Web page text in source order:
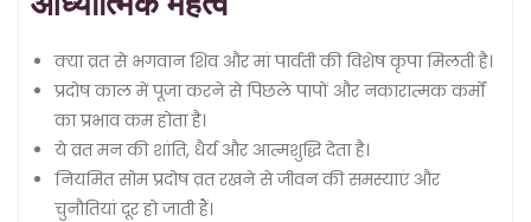
क्या व्रत से भगवान शिव और मां पार्वती की विशेष कृपा मिलती है।
प्रदोष काल में पूजा करने से पिछले पापों और नकारात्मक कर्मों
का प्रभाव कम होता है।
ये व्रत मन की शांति, धैर्य और आत्मशुद्धि देता है।
नियमित सोम प्रदोष व्रत रखने से जीवन की समस्याएं और
चुनौतियां दूर हो जाती हैं।